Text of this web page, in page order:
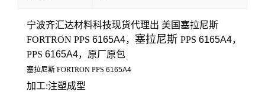
宁波齐汇达材料科技现货代理出 美国 塞拉尼斯
FORTRON PPS 6165A4， 塞拉尼斯 PPS 6165A4，
PPS 6165A4，原厂原包
塞拉尼斯 FORTRON PPS 6165A4
加工:注塑成型